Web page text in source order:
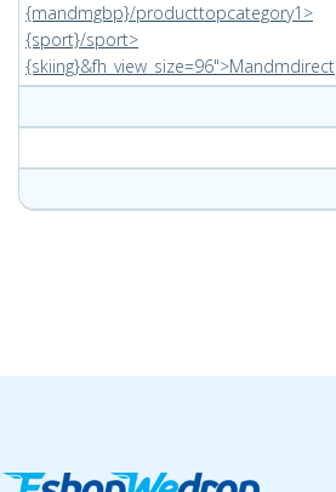
{mandmgbp}/producttopcategory1>
{sport}/sport>
{skiing}&fh_view_size=96">Mandmdirect